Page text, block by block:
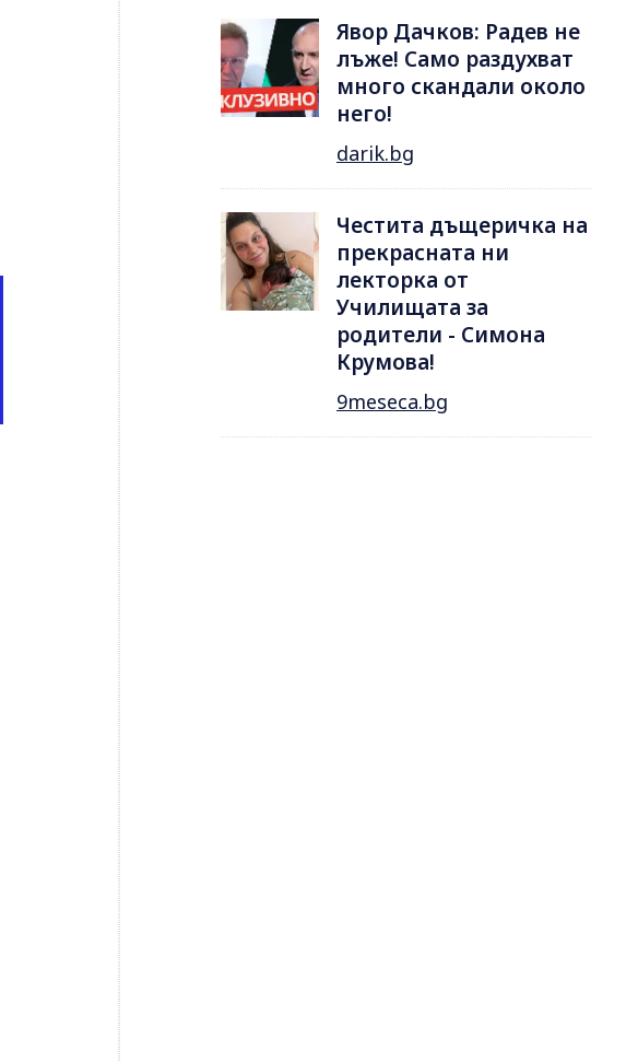
Явор Дачков: Радев не
лъже! Само раздухват
много скандали около
него!
darik.bg
Честита дъщеричка на
прекрасната ни
лекторка от
Училищата за
родители - Симона
Крумова!
9meseca.bg